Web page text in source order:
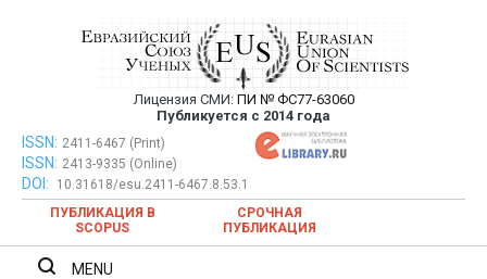
Евразийский Союз Ученых —
публикация научных статей в
ежемесячном научном журнале
Лицензия СМИ: ПИ № ФС77-63060
Публикуется с 2014 года
Евразийский Союз Ученых — публикация научных статей в
ежемесячном научном журнале
ISSN: 2411-6467 (Print)
ISSN: 2413-9335 (Online)
DOI:
10.31618/esu.2411-6467.8.53.1
ПУБЛИКАЦИЯ В
SCOPUS
СРОЧНАЯ
ПУБЛИКАЦИЯ
MENU